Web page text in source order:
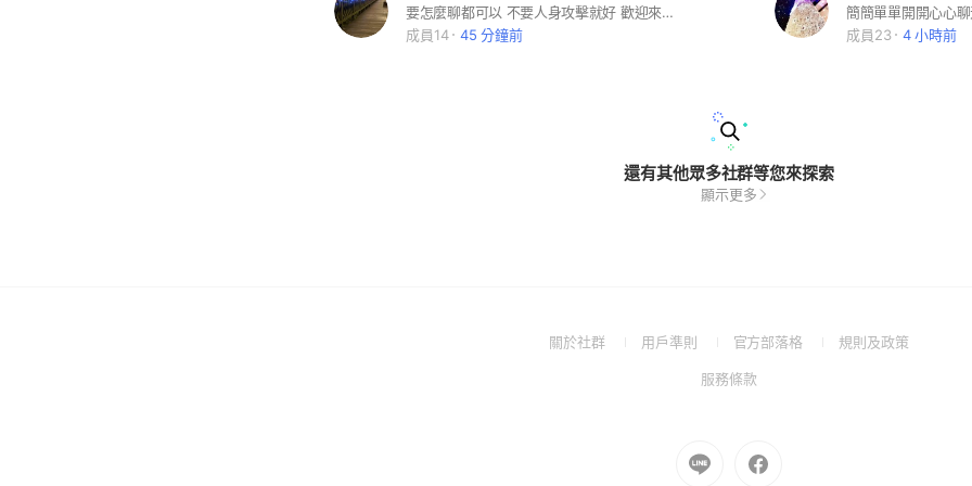
要怎麼聊都可以 不要人身攻擊就好 歡迎來辣塞 喜歡語通的請進 這𥚃就是聊天 什麼都聊
成員14
45 分鐘前
成員23
4 小時前
還有其他眾多社群等您來探索
顯示更多
關於社群
(Open用戶準則
(Open
a
官方部落格
(Open規則及政策(Open
服務條款(Open
window)
Go
to
Go
to